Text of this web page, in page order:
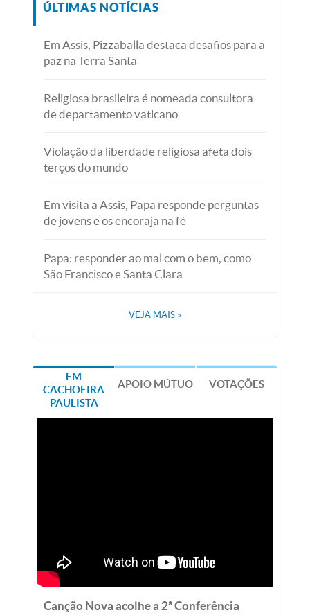
ÚLTIMAS NOTÍCIAS
Em Assis, Pizzaballa destaca desafios para a
paz na Terra Santa
Religiosa brasileira é nomeada consultora
de departamento vaticano
Violação da liberdade religiosa afeta dois
terços do mundo
Em visita a Assis, Papa responde perguntas
de jovens e os encoraja na fé
Papa: responder ao mal com o bem, como
São Francisco e Santa Clara
VEJA MAIS »
EM
CACHOEIRA
PAULISTA
APOIO MÚTUO VOTAÇÕES
Canção Nova acolhe a 2ª Conferência